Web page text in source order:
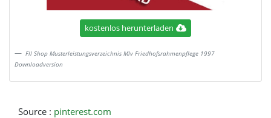
kostenlos herunterladen
Fll Shop Musterleistungsverzeichnis Mlv Friedhofsrahmenpflege 1997
Downloadversion
Source : pinterest.com